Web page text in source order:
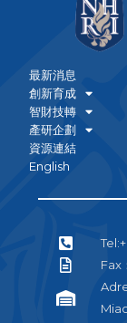
最新消息
創新育成
智財技轉
產研企劃
資源連結
English
Fax